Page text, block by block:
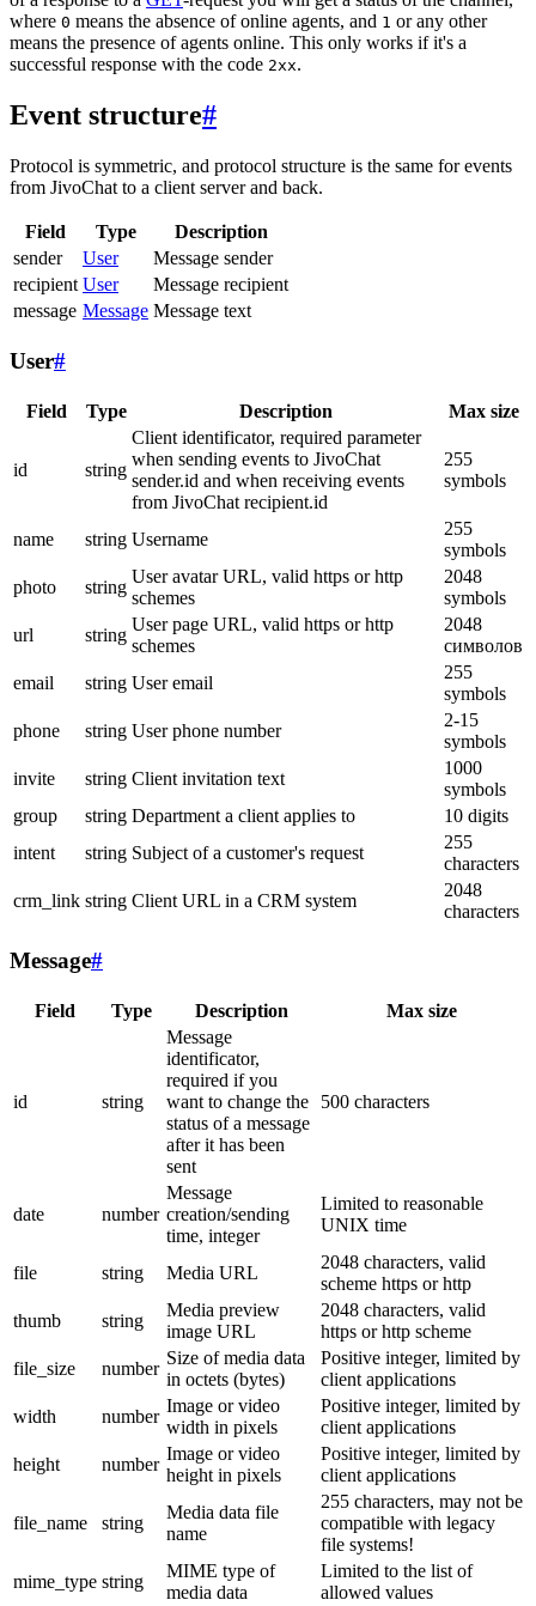
where 0 means the absence of online agents, and 1 or any other
means the presence of agents online. This only works if it's a
successful response with the code 2xx.
Event structure#
Protocol is symmetric, and protocol structure is the same for events
from JivoChat to a client server and back.
Field Type
Description
sender
User
Message sender
recipient User
Message recipient
message Message Message text
User#
Field Type Description Max size
id string
Client identificator, required parameter
when sending events to JivoChat
sender.id and when receiving events
from JivoChat recipient.id
255
symbols
name string Username
255
symbols
photo
string
User avatar URL, valid https or http
schemes
2048
symbols
url
string
User page URL, valid https or http
schemes
2048
символов
email
string User email
255
symbols
phone
string User phone number
2-15
symbols
invite
string Client invitation text
1000
symbols
group
string Department a client applies to
10 digits
intent
string Subject of a customer's request
255
characters
crm_link string Client URL in a CRM system
2048
characters
Message#
Field Type Description Max size
id string
Message
identificator,
required if you
want to change the
status of a message
after it has been
sent
500 characters
date number
Message
creation/sending
time, integer
Limited to reasonable
UNIX time
file string Media URL
2048 characters, valid
scheme https or http
thumb
string
Media preview
image URL
2048 characters, valid
https or http scheme
file_size
number
Size of media data
in octets (bytes)
Positive integer, limited by
client applications
width
number
Image or video
width in pixels
Positive integer, limited by
client applications
height
number
Image or video
height in pixels
Positive integer, limited by
client applications
file_name string
Media data file
name
255 characters, may not be
compatible with legacy
file systems!
mime_type string
MIME type of
media data
Limited to the list of
allowed values